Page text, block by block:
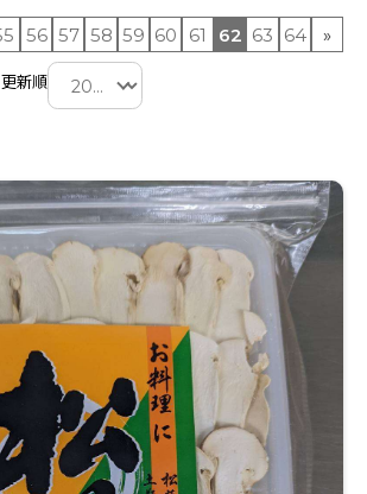
56 57 58 59 60 61 62 63 64 »
更新順